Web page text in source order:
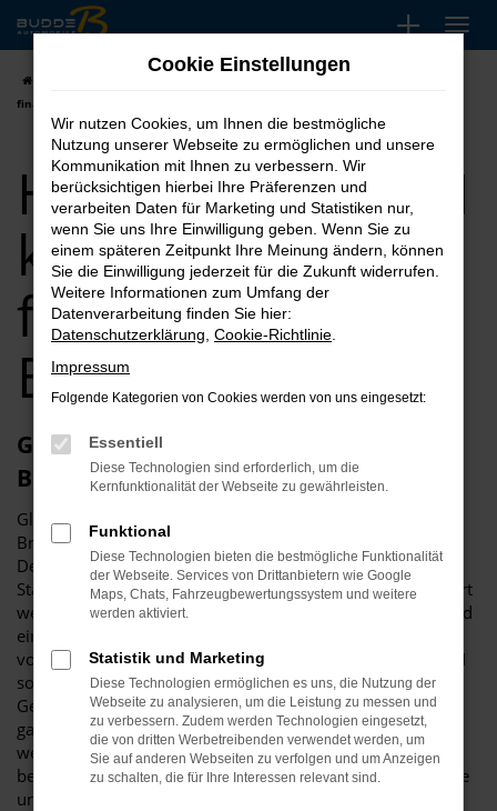
Zum
Hauptinhalt
springen
Hyundai TUCSON kaufen, leasen,
finanzieren für Bremen
Hyundai TUCSON
kaufen, leasen,
finanzieren für
Bremen
Glückwunsch zum Hyundai TUCSON in
Bremen
Glückwunsch: der Hyundai TUCSON passt perfekt nach
Bremen und ist ganz sicher das passende Fahrzeug für Sie.
Der Vorteil dieses Modells besteht darin, dass sowohl der
Stadtverkehr als auch längere Strecken souverän gemeistert
werden. Hinzu kommt eine herausragende Ausstattung und
eine enorme Effizienz hinsichtlich der Motorisierung. Wir
von Budde Automobile bieten Ihnen den Hyundai TUCSON
sowohl als Neuwagen als auch als EU-Import sowie als
Gebraucht- oder Jahreswagen. Entsprechend haben Sie die
ganz große Auswahl und entscheiden komplett selbst, mit
welchem Modell Sie fortan in Bremen unterwegs sind. Wir
beraten Sie gerne und stehen Ihnen für all Ihre Fragen Rede
und Antwort.
Cookie Einstellungen
Wir nutzen Cookies, um Ihnen die bestmögliche
Nutzung unserer Webseite zu ermöglichen und unsere
Kommunikation mit Ihnen zu verbessern. Wir
berücksichtigen hierbei Ihre Präferenzen und
verarbeiten Daten für Marketing und Statistiken nur,
wenn Sie uns Ihre Einwilligung geben. Wenn Sie zu
einem späteren Zeitpunkt Ihre Meinung ändern, können
Sie die Einwilligung jederzeit für die Zukunft widerrufen.
Weitere Informationen zum Umfang der
Datenverarbeitung finden Sie hier:
Datenschutzerklärung Cookie-Richtlinie
Impressum
Folgende Kategorien von Cookies werden von uns eingesetzt:
Essentiell
Diese Technologien sind erforderlich, um die
Kernfunktionalität der Webseite zu gewährleisten.
Funktional
Diese Technologien bieten die bestmögliche Funktionalität
der Webseite. Services von Drittanbietern wie Google
Maps, Chats, Fahrzeugbewertungssystem und weitere
werden aktiviert.
Statistik und Marketing
Diese Technologien ermöglichen es uns, die Nutzung der
Webseite zu analysieren, um die Leistung zu messen und
zu verbessern. Zudem werden Technologien eingesetzt,
die von dritten Werbetreibenden verwendet werden, um
Sie auf anderen Webseiten zu verfolgen und um Anzeigen
zu schalten, die für Ihre Interessen relevant sind.